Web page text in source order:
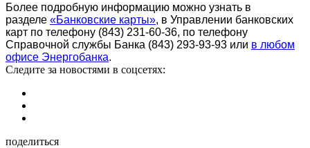
Более подробную информацию можно узнать в
разделе «Банковские карты», в Управлении банковских
карт по телефону (843) 231-60-36, по телефону
Справочной службы Банка (843) 293-93-93 или в любом
офисе Энергобанка.
Следите за новостями в соцсетях:
поделиться